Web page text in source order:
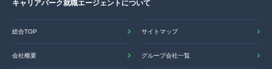
キャリアパーク就職エージェントについて
総合TOP サイトマップ
会社概要 グループ会社一覧